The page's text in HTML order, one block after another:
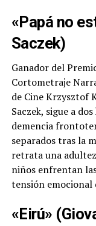
«Papá no
Saczek)
Ganador del
Cortometraje
de Cine Krzysztof
Saczek, sigue a
demencia
separados tras la
retrata una
niños enfrentan
tensión emocional
«Eirú»